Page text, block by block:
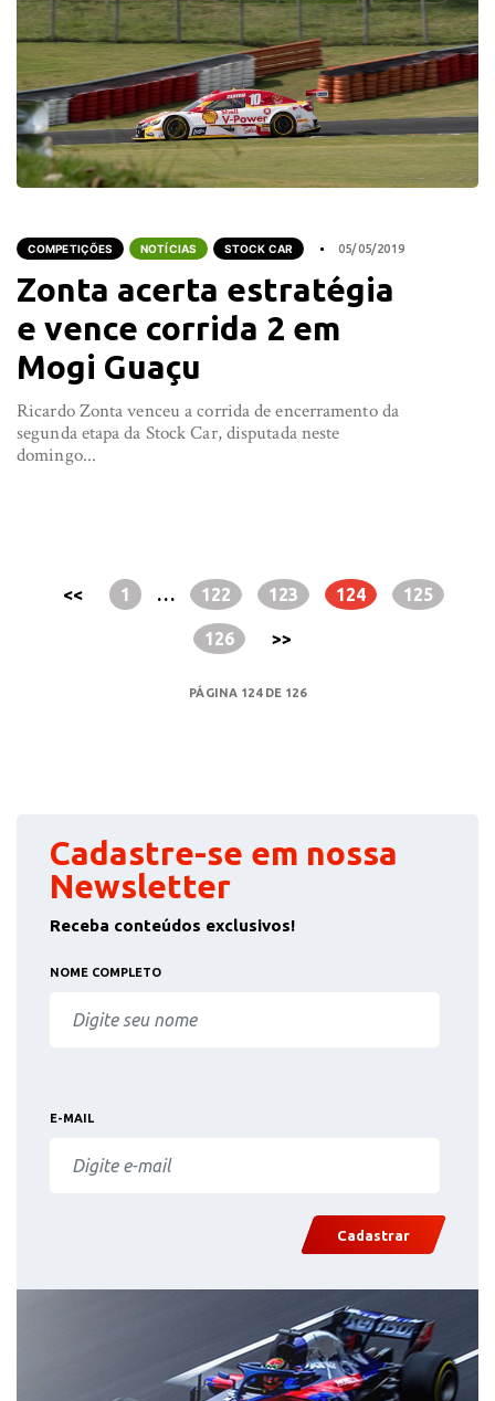
COMPETIÇÕES NOTÍCIAS STOCK CAR 05/05/2019
Zonta acerta estratégia
e vence corrida 2 em
Mogi Guaçu
Ricardo Zonta venceu a corrida de encerramento da
segunda etapa da Stock Car, disputada neste
domingo...
<< 1 … 122 123 124 125
126 >>
PÁGINA 124 DE 126
Cadastre-se em nossa
Newsletter
Receba conteúdos exclusivos!
NOME COMPLETO
E-MAIL
Cadastrar